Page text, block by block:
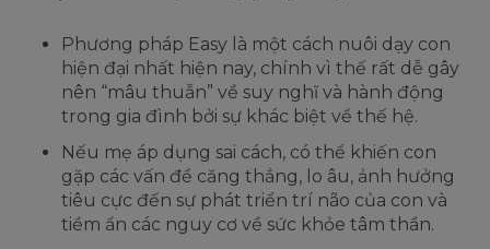
Phương pháp Easy là một cách nuôi dạy con
hiện đại nhất hiện nay, chính vì thế rất dễ gây
nên “mâu thuẫn” về suy nghĩ và hành động
trong gia đình bởi sự khác biệt về thế hệ.
Nếu mẹ áp dụng sai cách, có thể khiến con
gặp các vấn đề căng thẳng, lo âu, ảnh hưởng
tiêu cực đến sự phát triển trí não của con và
tiềm ẩn các nguy cơ về sức khỏe tâm thần.